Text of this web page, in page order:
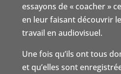
essayons de « coacher »
en leur faisant découvrir
travail en audiovisuel.
Une fois qu’ils ont tous
et qu’elles sont